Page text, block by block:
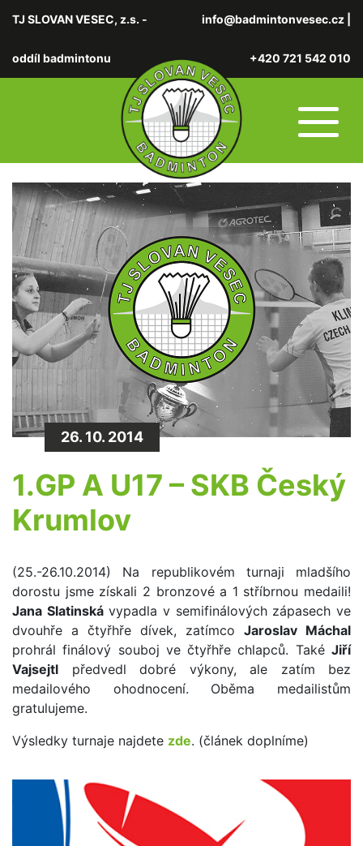
TJ SLOVAN VESEC, z.s. -
oddíl badmintonu
info@badmintonvesec.cz
+420 721 542 010
26. 10. 2014
1.GP A U17 – SKB Český
Krumlov
(25.-26.10.2014) Na republikovém turnaji mladšího
dorostu jsme získali 2 bronzové a 1 stříbrnou medaili!
Jana Slatinskávypadla v semifinálových zápasech ve
dvouhře a čtyřhře dívek, zatímco Jaroslav Máchal
prohrál finálový souboj ve čtyřhře chlapců. Také Jiří
Vajsejtl předvedl dobré výkony, ale zatím bez
medailového ohodnocení. Oběma medailistům
gratulujeme.
Výsledky turnaje najdete zde. (článek doplníme)